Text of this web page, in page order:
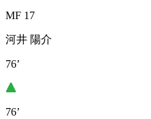
MF 17
河井 陽介
76’
76’